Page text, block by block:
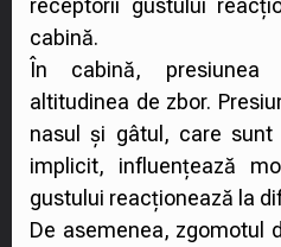
cabină.
În cabină,
altitudinea de zbor.
nasul și gâtul, care
implicit, influențează
gustului reacționează la
De asemenea, zgomotul